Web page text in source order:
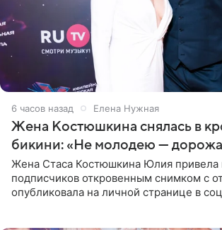
6 часов назад Елена Нужная
Жена Костюшкина снялась в
бикини: «Не молодею —
Жена Стаса Костюшкина Юлия привела
подписчиков откровенным снимком с
опубликовала на личной странице в